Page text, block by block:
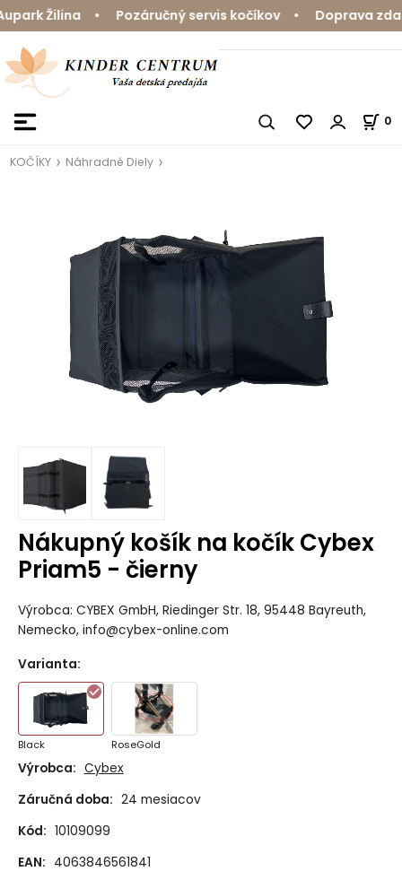
Žilina • Pozáručný servis kočíkov • Doprava
0
KOČÍKY Náhradné Diely
Nákupný košík na kočík Cybex
Priam5 - čierny
Výrobca: CYBEX GmbH, Riedinger Str. 18, 95448 Bayreuth,
Nemecko, info@cybex-online.com
Varianta:
Black RoseGold
Výrobca: Cybex
Záručná doba: 24 mesiacov
Kód: 10109099
EAN: 4063846561841